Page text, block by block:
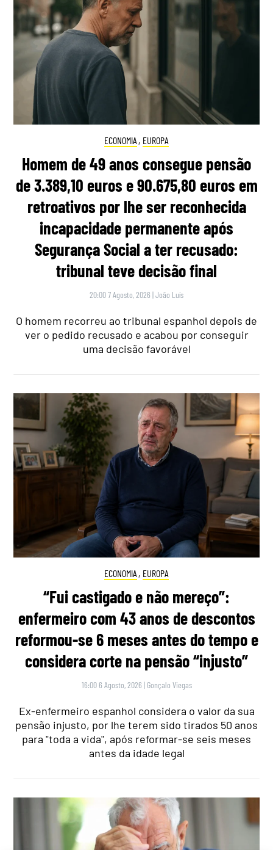
ECONOMIA , EUROPA
Homem de 49 anos consegue pensão
de 3.389,10 euros e 90.675,80 euros em
retroativos por lhe ser reconhecida
incapacidade permanente após
Segurança Social a ter recusado:
tribunal teve decisão final
20:00 7 Agosto, 2026 |João Luís
O homem recorreu ao tribunal espanhol depois de
ver o pedido recusado e acabou por conseguir
uma decisão favorável
ECONOMIA , EUROPA
“Fui castigado e não mereço”:
enfermeiro com 43 anos de descontos
reformou-se 6 meses antes do tempo e
considera corte na pensão “injusto”
16:00 6 Agosto, 2026 | Gonçalo Viegas
Ex-enfermeiro espanhol considera o valor da sua
pensão injusto, por lhe terem sido tirados 50 anos
para "toda a vida", após reformar-se seis meses
antes da idade legal